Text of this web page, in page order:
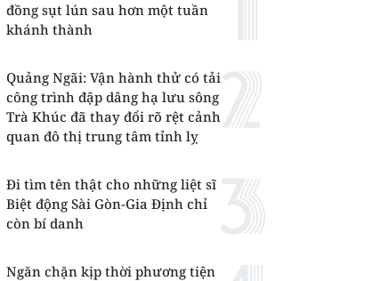
đồng sụt lún sau hơn một tuần
khánh thành
Quảng Ngãi: Vận hành thử có tải
công trình đập dâng hạ lưu sông
Trà Khúc đã thay đổi rõ rệt cảnh
quan đô thị trung tâm tỉnh lỵ
Đi tìm tên thật cho những liệt sĩ
Biệt động Sài Gòn-Gia Định chỉ
còn bí danh
Ngăn chặn kịp thời phương tiện